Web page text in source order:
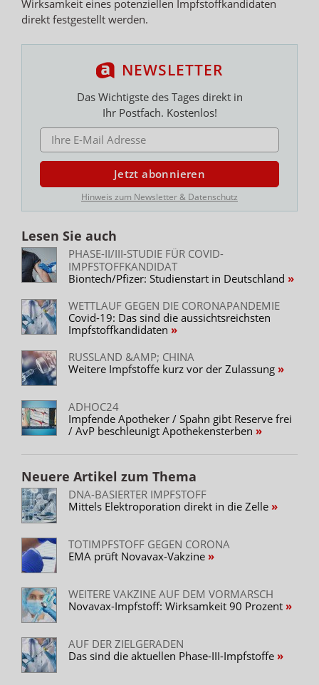
Wirksamkeit eines potenziellen Impfstoffkandidaten
direkt festgestellt werden.
NEWSLETTER
Das Wichtigste des Tages direkt in
Ihr Postfach. Kostenlos!
E-MAIL ADRESSE
Jetzt abonnieren
Hinweis zum Newsletter & Datenschutz
Lesen Sie auch
PHASE-II/III-STUDIE FÜR COVID-
IMPFSTOFFKANDIDAT
Biontech/Pfizer: Studienstart in Deutschland
WETTLAUF GEGEN DIE CORONAPANDEMIE
Covid-19: Das sind die aussichtsreichsten
Impfstoffkandidaten
RUSSLAND &AMP; CHINA
Weitere Impfstoffe kurz vor der Zulassung
ADHOC24
Impfende Apotheker / Spahn gibt Reserve frei
/ AvP beschleunigt Apothekensterben
Neuere Artikel zum Thema
DNA-BASIERTER IMPFSTOFF
Mittels Elektroporation direkt in die Zelle
TOTIMPFSTOFF GEGEN CORONA
EMA prüft Novavax-Vakzine
WEITERE VAKZINE AUF DEM VORMARSCH
Novavax-Impfstoff: Wirksamkeit 90 Prozent
AUF DER ZIELGERADEN
Das sind die aktuellen Phase-III-Impfstoffe